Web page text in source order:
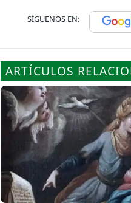
SÍGUENOS EN:
ARTÍCULOS